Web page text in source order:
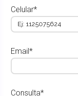
Celular*
Email*
Consulta*